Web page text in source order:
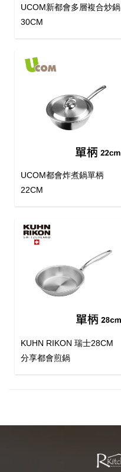
UCOM新都會多層複合炒鍋
30CM
UCOM都會炸煮鍋單柄
22CM
KUHN RIKON 瑞士28CM
分享都會煎鍋